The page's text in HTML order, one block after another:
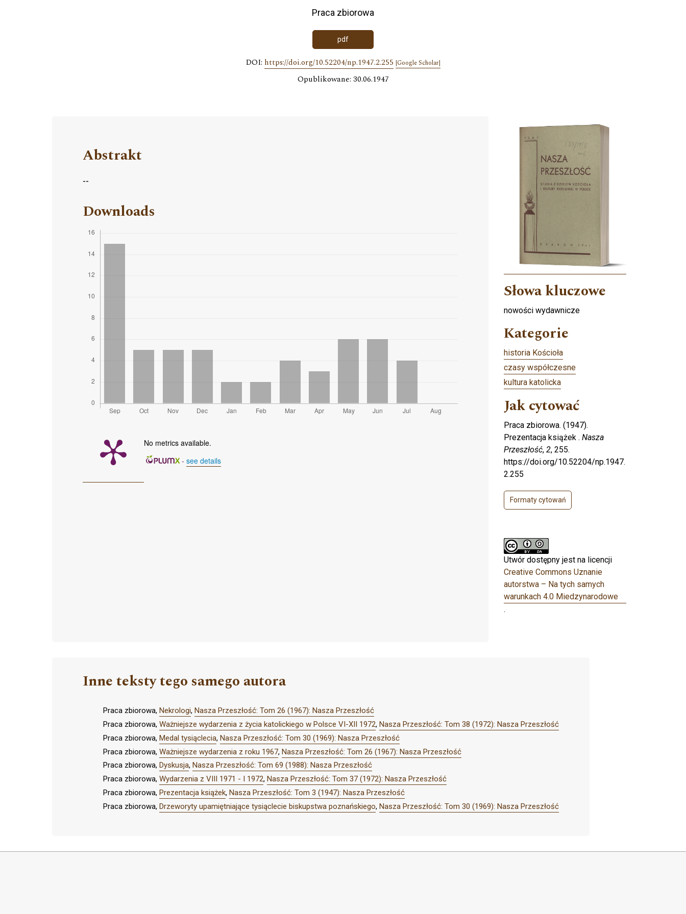
Praca zbiorowa
pdf
DOI: https://doi.org/10.52204/np.1947.2.255 [Google Scholar]
Opublikowane: 30.06.1947
Abstrakt
--
Downloads
No metrics available.
- see details
Cover image
Słowa kluczowe
nowości wydawnicze
Kategorie
historia Kościoła
czasy współczesne
kultura katolicka
Jak cytować
Praca zbiorowa. (1947).
Prezentacja książek . Nasza
Przeszłość, 2, 255.
https://doi.org/10.52204/np.1947.
2.255
Formaty cytowań
Utwór dostępny jest na licencji
Creative Commons Uznanie
autorstwa – Na tych samych
warunkach 4.0 Miedzynarodowe
.
Inne teksty tego samego autora
Praca zbiorowa, Nekrologi, Nasza Przeszłość: Tom 26 (1967): Nasza Przeszłość
Praca zbiorowa, Ważniejsze wydarzenia z życia katolickiego w Polsce VI-XII 1972, Nasza Przeszłość: Tom 38 (1972): Nasza Przeszłość
Praca zbiorowa, Medal tysiąclecia, Nasza Przeszłość: Tom 30 (1969): Nasza Przeszłość
Praca zbiorowa, Ważniejsze wydarzenia z roku 1967, Nasza Przeszłość: Tom 26 (1967): Nasza Przeszłość
Praca zbiorowa, Dyskusja, Nasza Przeszłość: Tom 69 (1988): Nasza Przeszłość
Praca zbiorowa, Wydarzenia z VIII 1971 - I 1972, Nasza Przeszłość: Tom 37 (1972): Nasza Przeszłość
Praca zbiorowa, Prezentacja książek, Nasza Przeszłość: Tom 3 (1947): Nasza Przeszłość
Praca zbiorowa, Drzeworyty upamiętniające tysiąclecie biskupstwa poznańskiego, Nasza Przeszłość: Tom 30 (1969): Nasza Przeszłość